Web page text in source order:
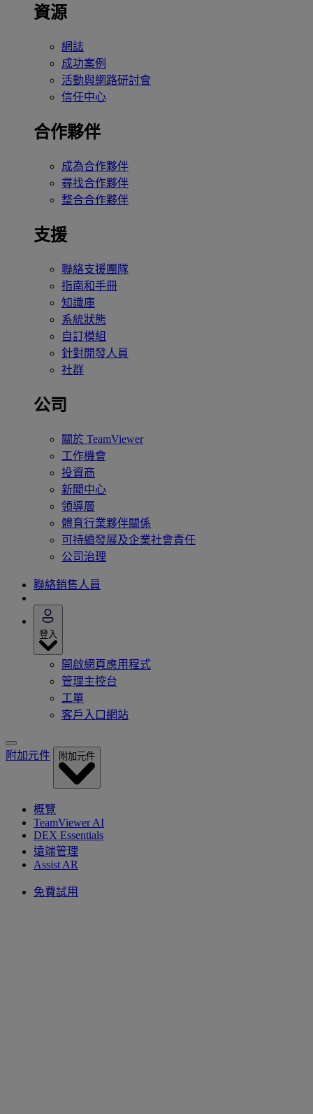
資源
網誌
成功案例
活動與網路研討會
信任中心
合作夥伴
成為合作夥伴
尋找合作夥伴
整合合作夥伴
支援
聯絡支援團隊
指南和手冊
知識庫
系統狀態
自訂模組
針對開發人員
社群
公司
關於 TeamViewer
工作機會
投資商
新聞中心
領導層
體育行業夥伴關係
可持續發展及企業社會責任
公司治理
聯絡銷售人員
登入
開啟網頁應用程式
管理主控台
工單
客戶入口網站
附加元件 附加元件
概覽
TeamViewer AI
DEX Essentials
遠端管理
Assist AR
免費試用